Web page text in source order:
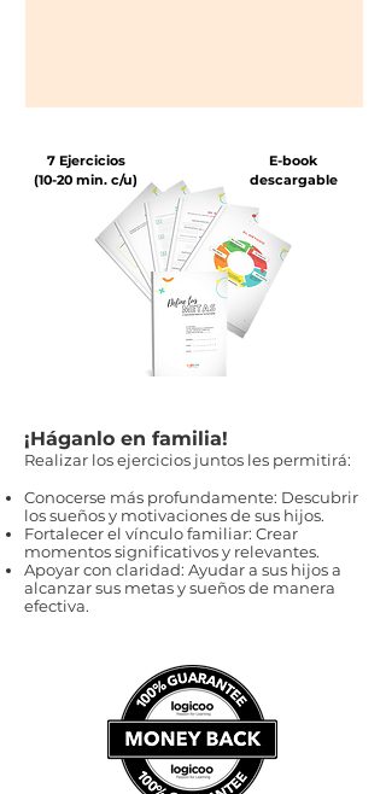
7 Ejercicios
(10-20 min. c/u)
E-book
descargable
¡Háganlo en familia!
Realizar los ejercicios juntos les permitirá:
Conocerse más profundamente: Descubrir
los sueños y motivaciones de sus hijos.
Fortalecer el vínculo familiar: Crear
momentos significativos y relevantes.
Apoyar con claridad: Ayudar a sus hijos a
alcanzar sus metas y sueños de manera
efectiva.